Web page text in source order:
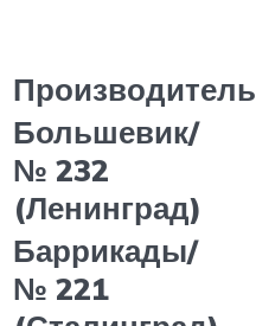
Производитель
Большевик/
№ 232
(Ленинград)
Баррикады/
№ 221